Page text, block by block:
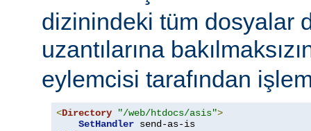
dizinindeki tüm dosyalar
uzantılarına
eylemcisi tarafından
<Directory "/web/htdocs/asis">
SetHandler